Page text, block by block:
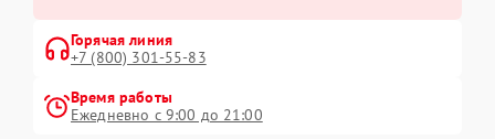
Горячая линия
+7 (800) 301-55-83
Время работы
Ежедневно с 9:00 до 21:00